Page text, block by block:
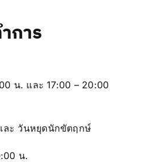
การ
น. และ 17:00 – 20:00
ละ วันหยุดนักขัตฤกษ์
น.